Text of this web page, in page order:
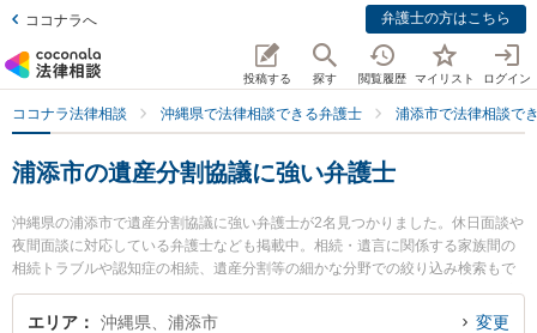
ココナラへ 弁護士の方はこちら
投稿する 探す 閲覧履歴 マイリスト ログイン
ココナラ法律相談 沖縄県で法律相談できる弁護士 浦添市で法律相談で
浦添市の遺産分割協議に強い弁護士
沖縄県の浦添市で遺産分割協議に強い弁護士が2名見つかりました。休日面談や
夜間面談に対応している弁護士なども掲載中。相続・遺言に関係する家族間の
相続トラブルや認知症の相続、遺産分割等の細かな分野での絞り込み検索もで
き便利です。特にあめく法律事務所の天久 朝建弁護士やみやぎ法律事務所の宮
城 健吾弁護士のプロフィール情報や弁護士費用、強みなどが注目されていま
エリア 沖縄県、浦添市 変更